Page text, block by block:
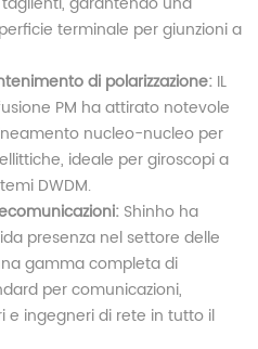
terminale per giunzioni a
di polarizzazione: IL
PM ha attirato notevole
nucleo-nucleo per
ideale per giroscopi a
DWDM.
Shinho ha
presenza nel settore delle
gamma completa di
per comunicazioni,
e ingegneri di rete in tutto il